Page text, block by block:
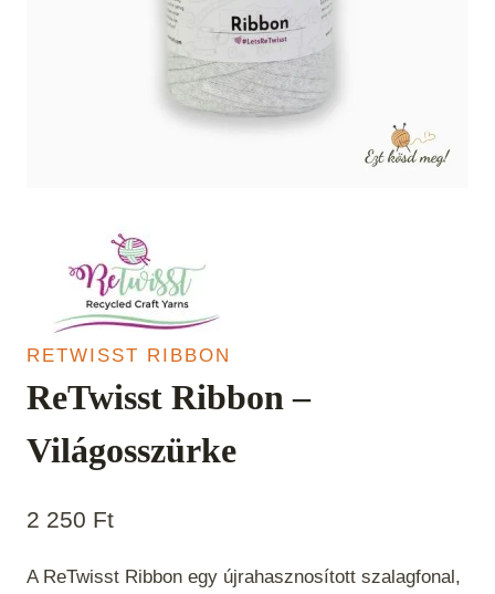
RETWISST RIBBON
ReTwisst Ribbon –
Világosszürke
2 250 Ft
A ReTwisst Ribbon egy újrahasznosított szalagfonal,